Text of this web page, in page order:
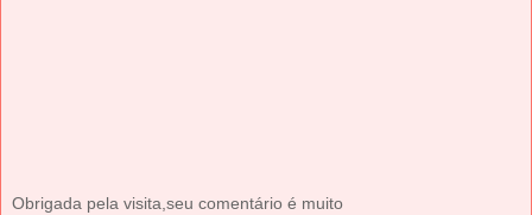
Obrigada pela visita,seu comentário é muito